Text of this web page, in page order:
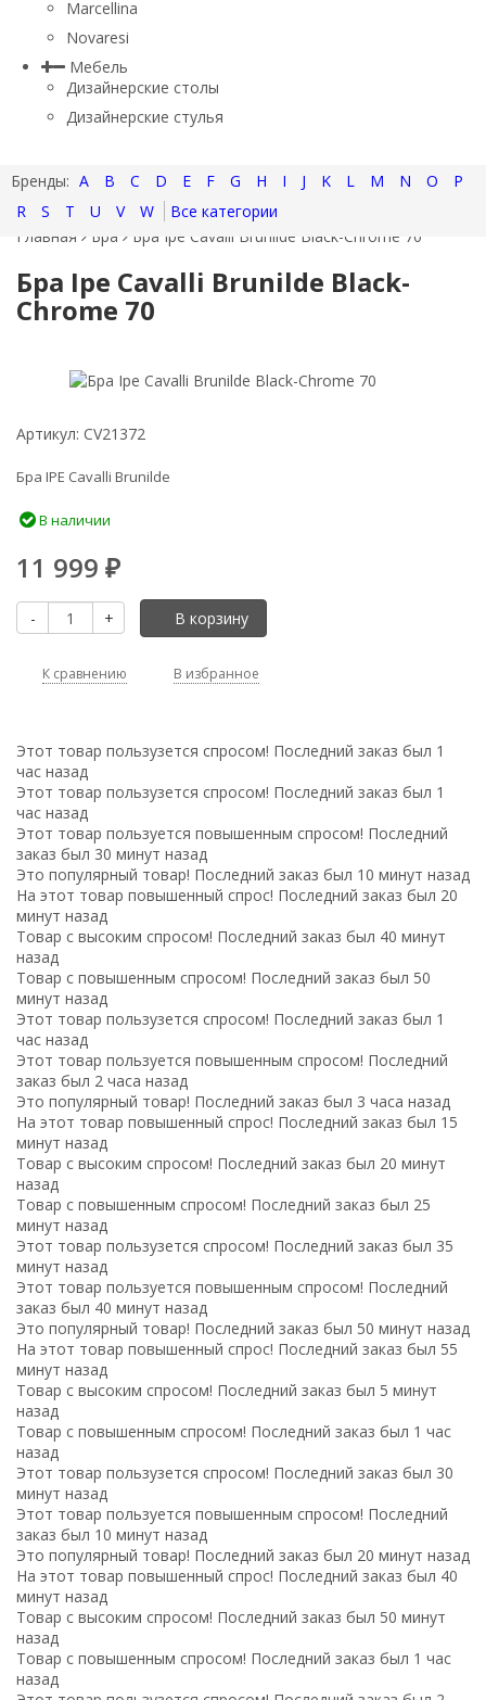
Marcellina
Novaresi
Мебель
Дизайнерские столы
Дизайнерские стулья
A B C D E F G H I J K L M N O
P
R
S T U V W
Все категории
Главная
Бра Бра Ipe Cavalli Brunilde Black-Chrome 70
Бра Ipe Cavalli Brunilde Black-
Chrome 70
Артикул: CV21372
Бра IPE Cavalli Brunilde
В наличии
11 999 ₽
- + В корзину
К сравнению В избранное
Этот товар пользузется спросом! Последний заказ был 1
час назад
Этот товар пользузется спросом! Последний заказ был 1
час назад
Этот товар пользуется повышенным спросом! Последний
заказ был 30 минут назад
Это популярный товар! Последний заказ был 10 минут назад
На этот товар повышенный спрос! Последний заказ был 20
минут назад
Товар с высоким спросом! Последний заказ был 40 минут
назад
Товар с повышенным спросом! Последний заказ был 50
минут назад
Этот товар пользузется спросом! Последний заказ был 1
час назад
Этот товар пользуется повышенным спросом! Последний
заказ был 2 часа назад
Это популярный товар! Последний заказ был 3 часа назад
На этот товар повышенный спрос! Последний заказ был 15
минут назад
Товар с высоким спросом! Последний заказ был 20 минут
назад
Товар с повышенным спросом! Последний заказ был 25
минут назад
Этот товар пользузется спросом! Последний заказ был 35
минут назад
Этот товар пользуется повышенным спросом! Последний
заказ был 40 минут назад
Это популярный товар! Последний заказ был 50 минут назад
На этот товар повышенный спрос! Последний заказ был 55
минут назад
Товар с высоким спросом! Последний заказ был 5 минут
назад
Товар с повышенным спросом! Последний заказ был 1 час
назад
Этот товар пользузется спросом! Последний заказ был 30
минут назад
Этот товар пользуется повышенным спросом! Последний
заказ был 10 минут назад
Это популярный товар! Последний заказ был 20 минут назад
На этот товар повышенный спрос! Последний заказ был 40
минут назад
Товар с высоким спросом! Последний заказ был 50 минут
назад
Товар с повышенным спросом! Последний заказ был 1 час
назад